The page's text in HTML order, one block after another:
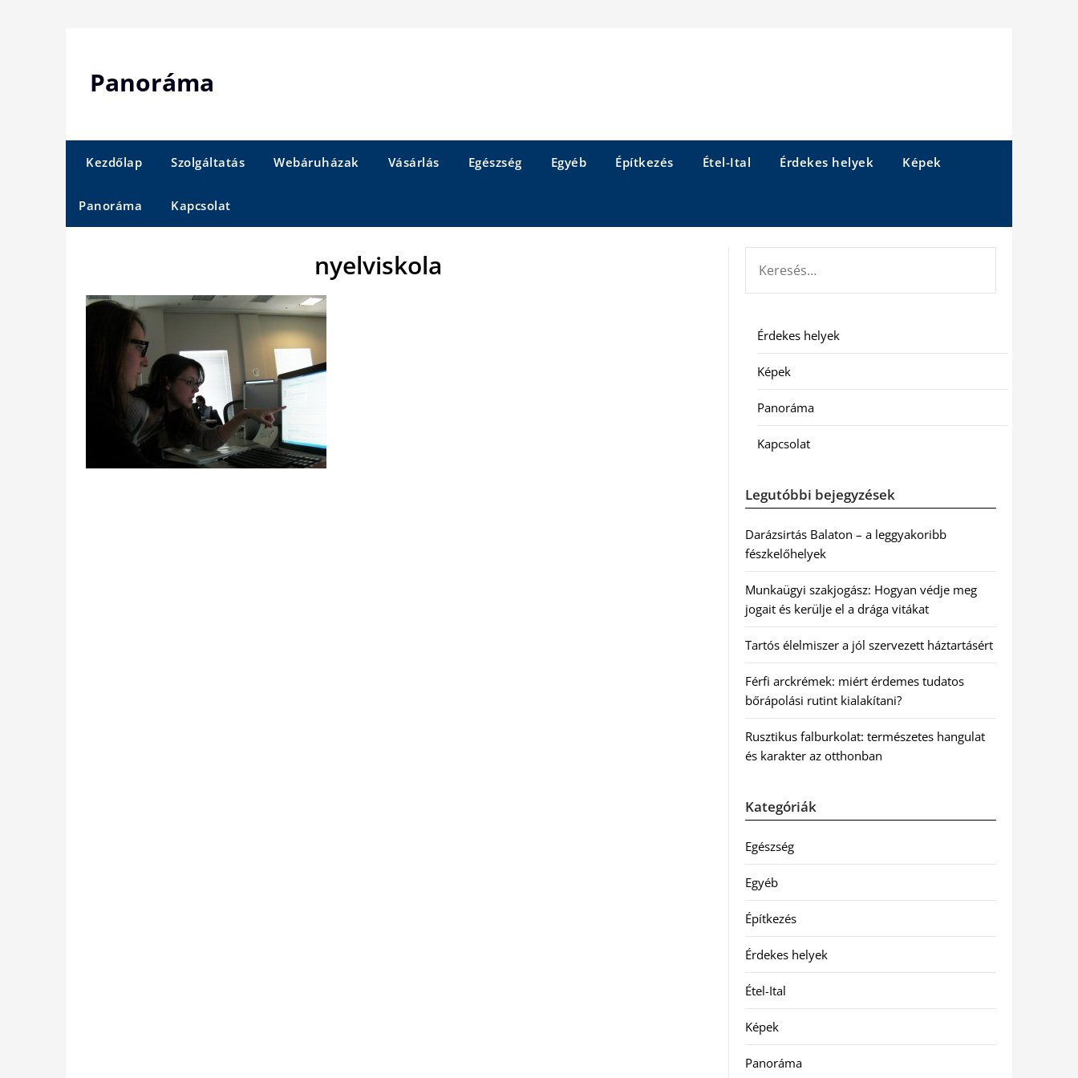
Panoráma
Kezdőlap Szolgáltatás Webáruházak Vásárlás Egészség Egyéb Építkezés Étel-Ital Érdekes helyek Képek
Panoráma Kapcsolat
nyelviskola
Érdekes helyek
Képek
Panoráma
Kapcsolat
Legutóbbi bejegyzések
Darázsirtás Balaton – a leggyakoribb
fészkelőhelyek
Munkaügyi szakjogász: Hogyan védje meg
jogait és kerülje el a drága vitákat
Tartós élelmiszer a jól szervezett háztartásért
Férfi arckrémek: miért érdemes tudatos
bőrápolási rutint kialakítani?
Rusztikus falburkolat: természetes hangulat
és karakter az otthonban
Kategóriák
Egészség
Egyéb
Építkezés
Érdekes helyek
Étel-Ital
Képek
Panoráma